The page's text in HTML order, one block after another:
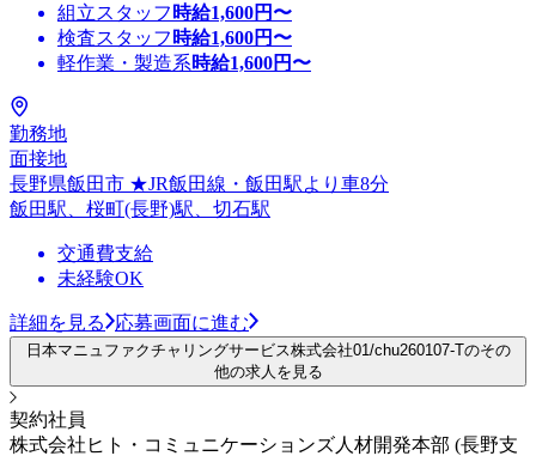
組立スタッフ 時給1,600円〜
検査スタッフ 時給1,600円〜
軽作業・製造系時給1,600円〜
勤務地
面接地
長野県飯田市 ★JR飯田線・飯田駅より車8分
飯田駅、桜町(長野)駅、切石駅
交通費支給
未経験OK
詳細を見る 応募画面に進む
日本マニュファクチャリングサービス株式会社01/chu260107-Tのその
他の求人を見る
契約社員
株式会社ヒト・コミュニケーションズ人材開発本部 (長野支